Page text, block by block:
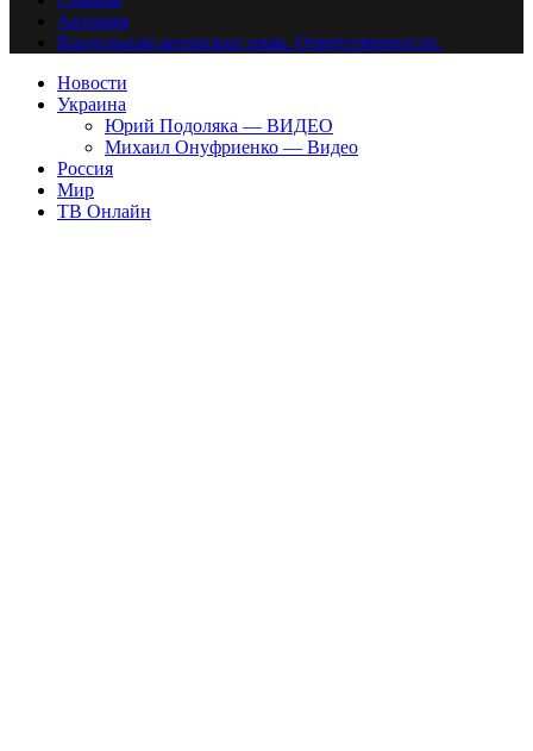
Авторам
Владельцам авторских прав. Ответственности.
Новости
Украина
Юрий Подоляка — ВИДЕО
Михаил Онуфриенко — Видео
Россия
Мир
ТВ Онлайн